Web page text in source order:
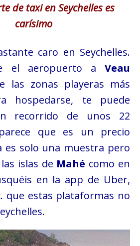
de taxi en Seychelles es
carísimo
caro en Seychelles.
el aeropuerto a Veau
las zonas playeras más
hospedarse, te puede
recorrido de unos 22
que es un precio
es solo una muestra pero
islas de Mahé como en
en la app de Uber,
que estas plataformas no